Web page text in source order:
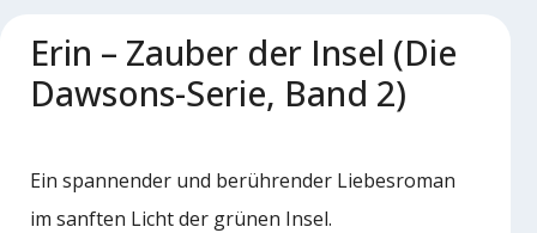
Erin – Zauber der Insel (Die
Dawsons-Serie, Band 2)
Ein spannender und berührender Liebesroman
im sanften Licht der grünen Insel.